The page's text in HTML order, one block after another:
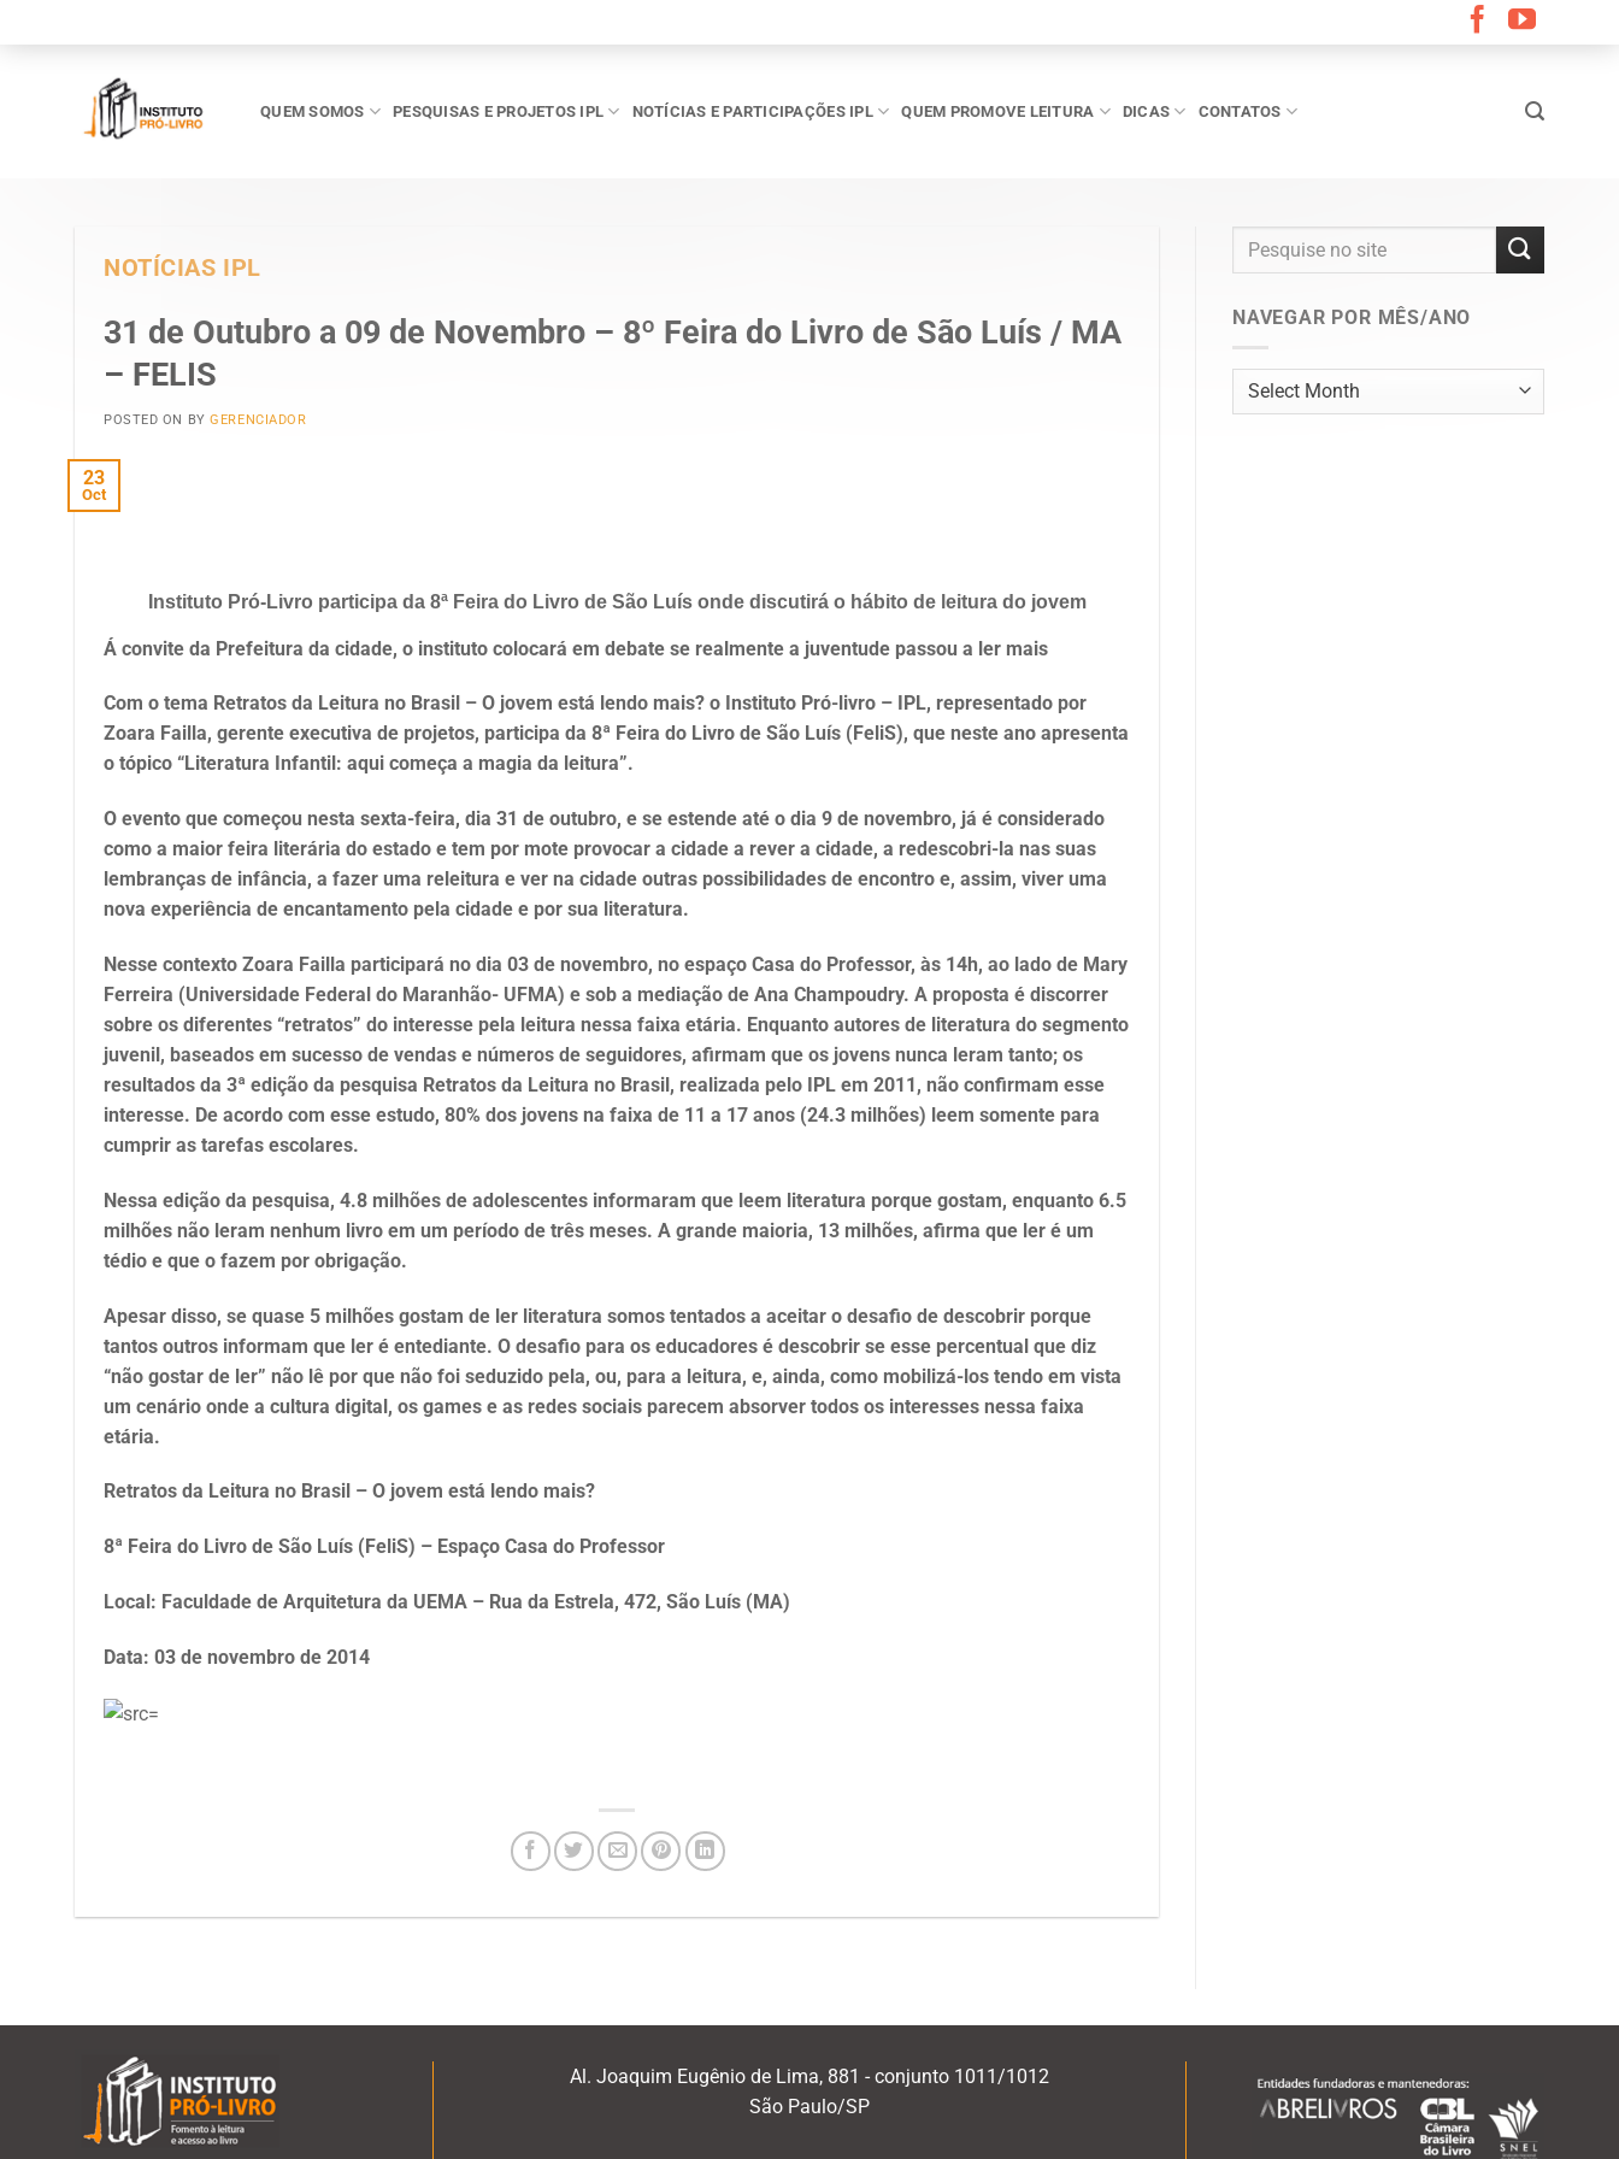
QUEM SOMOS PESQUISAS E PROJETOS IPL NOTÍCIAS E PARTICIPAÇÕES IPL QUEM PROMOVE LEITURA DICAS CONTATOS
NOTÍCIAS IPL
31 de Outubro a 09 de Novembro – 8º Feira do Livro de São Luís / MA
– FELIS
POSTED ON BYGERENCIADOR
23
Oct
Instituto Pró-Livro participa da 8ª Feira do Livro de São Luís onde discutirá o hábito de leitura do jovem
Á convite da Prefeitura da cidade, o instituto colocará em debate se realmente a juventude passou a ler mais
Com o tema Retratos da Leitura no Brasil – O jovem está lendo mais? o Instituto Pró-livro – IPL, representado por
Zoara Failla, gerente executiva de projetos, participa da 8ª Feira do Livro de São Luís (FeliS), que neste ano apresenta
o tópico “Literatura Infantil: aqui começa a magia da leitura”.
O evento que começou nesta sexta-feira, dia 31 de outubro, e se estende até o dia 9 de novembro, já é considerado
como a maior feira literária do estado e tem por mote provocar a cidade a rever a cidade, a redescobri-la nas suas
lembranças de infância, a fazer uma releitura e ver na cidade outras possibilidades de encontro e, assim, viver uma
nova experiência de encantamento pela cidade e por sua literatura.
Nesse contexto Zoara Failla participará no dia 03 de novembro, no espaço Casa do Professor, às 14h, ao lado de Mary
Ferreira (Universidade Federal do Maranhão- UFMA) e sob a mediação de Ana Champoudry. A proposta é discorrer
sobre os diferentes “retratos” do interesse pela leitura nessa faixa etária. Enquanto autores de literatura do segmento
juvenil, baseados em sucesso de vendas e números de seguidores, afirmam que os jovens nunca leram tanto; os
resultados da 3ª edição da pesquisa Retratos da Leitura no Brasil, realizada pelo IPL em 2011, não confirmam esse
interesse. De acordo com esse estudo, 80% dos jovens na faixa de 11 a 17 anos (24.3 milhões) leem somente para
cumprir as tarefas escolares.
Nessa edição da pesquisa, 4.8 milhões de adolescentes informaram que leem literatura porque gostam, enquanto 6.5
milhões não leram nenhum livro em um período de três meses. A grande maioria, 13 milhões, afirma que ler é um
tédio e que o fazem por obrigação.
Apesar disso, se quase 5 milhões gostam de ler literatura somos tentados a aceitar o desafio de descobrir porque
tantos outros informam que ler é entediante. O desafio para os educadores é descobrir se esse percentual que diz
“não gostar de ler” não lê por que não foi seduzido pela, ou, para a leitura, e, ainda, como mobilizá-los tendo em vista
um cenário onde a cultura digital, os games e as redes sociais parecem absorver todos os interesses nessa faixa
etária.
Retratos da Leitura no Brasil – O jovem está lendo mais?
8ª Feira do Livro de São Luís (FeliS) – Espaço Casa do Professor
Local: Faculdade de Arquitetura da UEMA – Rua da Estrela, 472, São Luís (MA)
Data: 03 de novembro de 2014
NAVEGAR POR MÊS/ANO
Navegar
por
Al. Joaquim Eugênio de Lima, 881 - conjunto 1011/1012
São Paulo/SP